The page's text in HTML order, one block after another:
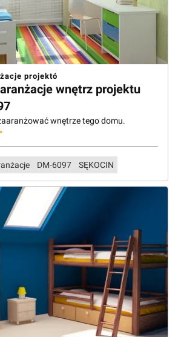
projektó
wnętrz projektu
wnętrze tego domu.
DM-6097 SĘKOCIN